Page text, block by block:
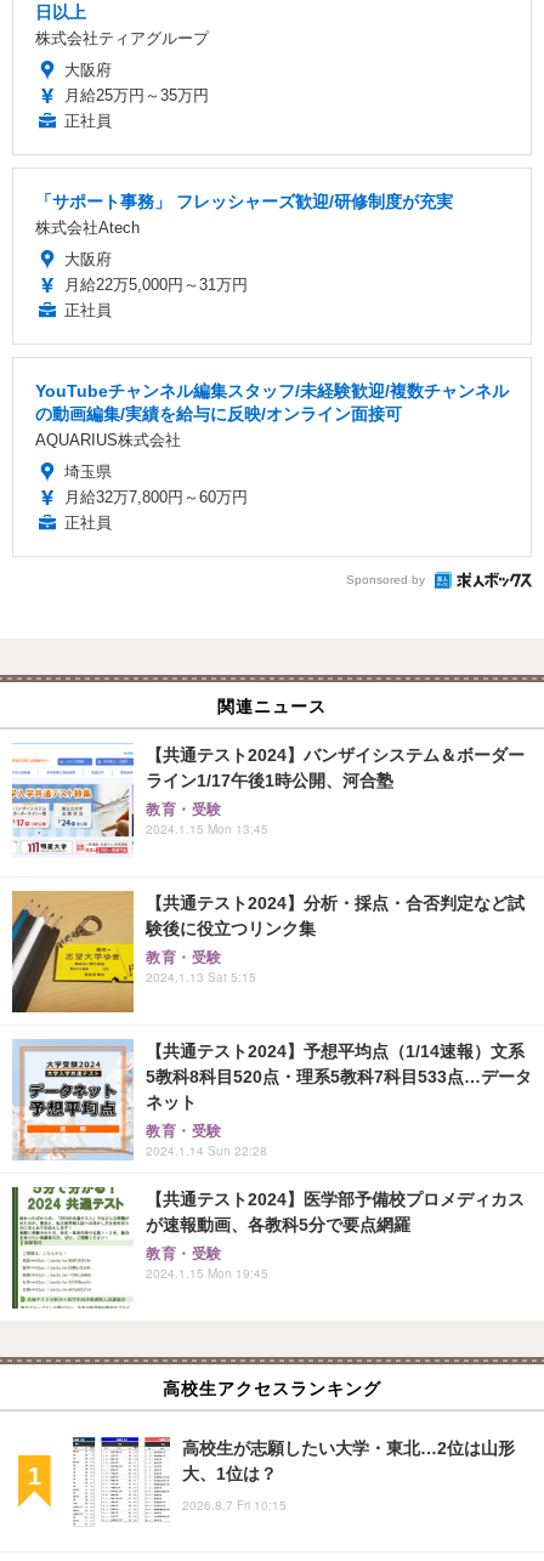
日以上
株式会社ティアグループ
大阪府
月給25万円～35万円
正社員
「サポート事務」 フレッシャーズ歓迎/研修制度が充実
株式会社Atech
大阪府
月給22万5,000円～31万円
正社員
YouTubeチャンネル編集スタッフ/未経験歓迎/複数チャンネル
の動画編集/実績を給与に反映/オンライン面接可
AQUARIUS株式会社
埼玉県
月給32万7,800円～60万円
正社員
Sponsored by
関連ニュース
【共通テスト2024】バンザイシステム＆ボーダー
ライン1/17午後1時公開、河合塾
教育・受験
2024.1.15 Mon 13:45
【共通テスト2024】分析・採点・合否判定など試
験後に役立つリンク集
教育・受験
2024.1.13 Sat 5:15
【共通テスト2024】予想平均点（1/14速報）文系
5教科8科目520点・理系5教科7科目533点…データ
ネット
教育・受験
2024.1.14 Sun 22:28
【共通テスト2024】医学部予備校プロメディカス
が速報動画、各教科5分で要点網羅
教育・受験
2024.1.15 Mon 19:45
高校生アクセスランキング
高校生が志願したい大学・東北…2位は山形
大、1位は？
2026.8.7 Fri 10:15